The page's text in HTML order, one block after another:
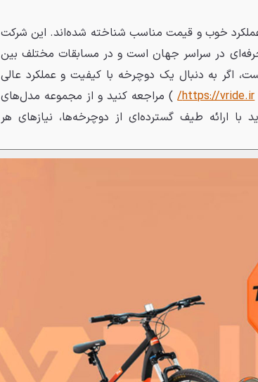
خوب و قیمت مناسب شناخته شده‌اند. این شرکت
در سراسر جهان است و در مسابقات مختلف بین
اگر به دنبال یک دوچرخه با کیفیت و عملکرد عالی
https://vride.ir/ ) مراجعه کنید و از مجموعه مدل‌های
ارائه طیف گسترده‌ای از دوچرخه‌ها، نیازهای هر